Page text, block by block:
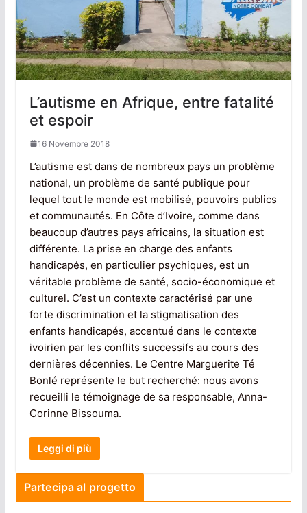
L’autisme en Afrique, entre fatalité
et espoir
16 Novembre 2018
L’autisme est dans de nombreux pays un problème
national, un problème de santé publique pour
lequel tout le monde est mobilisé, pouvoirs publics
et communautés. En Côte d’Ivoire, comme dans
beaucoup d’autres pays africains, la situation est
différente. La prise en charge des enfants
handicapés, en particulier psychiques, est un
véritable problème de santé, socio-économique et
culturel. C’est un contexte caractérisé par une
forte discrimination et la stigmatisation des
enfants handicapés, accentué dans le contexte
ivoirien par les conflits successifs au cours des
dernières décennies. Le Centre Marguerite Té
Bonlé représente le but recherché: nous avons
recueilli le témoignage de sa responsable, Anna-
Corinne Bissouma.
Leggi di più
Partecipa al progetto